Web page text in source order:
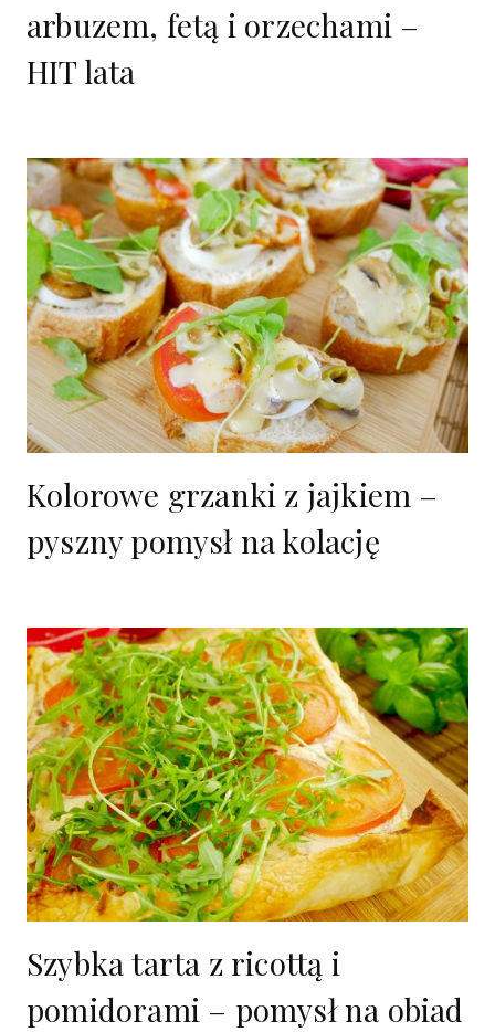
arbuzem, fetą i orzechami –
HIT lata
Kolorowe grzanki z jajkiem –
pyszny pomysł na kolację
Szybka tarta z ricottą i
pomidorami – pomysł na obiad